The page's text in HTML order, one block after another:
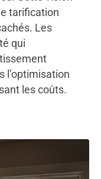
tarification
Les
qui
l’optimisation
les coûts.